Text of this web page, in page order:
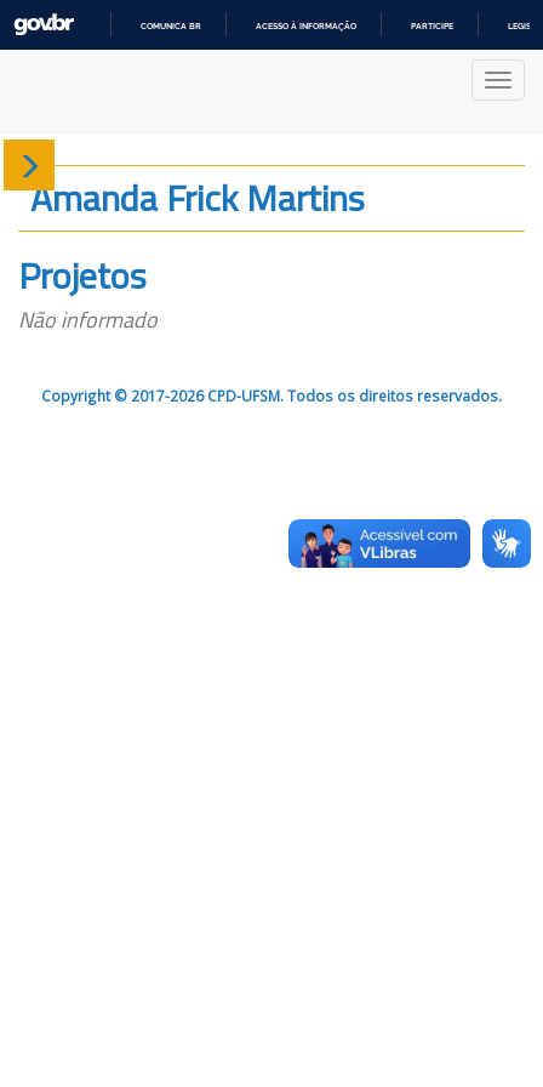
COMUNICA BR ACESSO À INFORMAÇÃO PARTICIPE
Sobre
Produção
Projetos
Amanda Frick Martins
Projetos
Não informado
Copyright © 2017-2026 CPD-UFSM. Todos os direitos reservados.